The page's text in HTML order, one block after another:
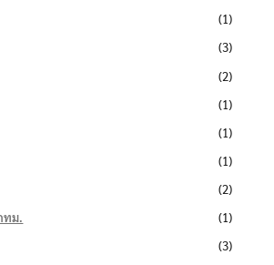
(1)
(3)
(2)
(1)
(1)
(1)
(2)
ทม.
(1)
(3)